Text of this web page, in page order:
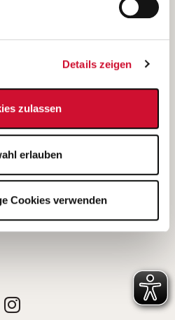
Details zeigen
zulassen
erlauben
Cookies verwenden